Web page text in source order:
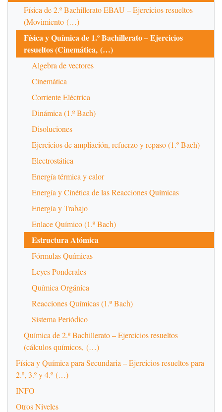
Física de 2.º Bachillerato EBAU – Ejercicios resueltos
(Movimiento (…)
Física y Química de 1.º Bachillerato – Ejercicios
resueltos (Cinemática, (…)
Algebra de vectores
Cinemática
Corriente Eléctrica
Dinámica (1.º Bach)
Disoluciones
Ejercicios de ampliación, refuerzo y repaso (1.º Bach)
Electrostática
Energía térmica y calor
Energía y Cinética de las Reacciones Químicas
Energía y Trabajo
Enlace Químico (1.º Bach)
Estructura Atómica
Fórmulas Químicas
Leyes Ponderales
Química Orgánica
Reacciones Químicas (1.º Bach)
Sistema Periódico
Química de 2.º Bachillerato – Ejercicios resueltos
(cálculos químicos, (…)
Física y Química para Secundaria – Ejercicios resueltos para
2.º, 3.º y 4.º (…)
INFO
Otros Niveles